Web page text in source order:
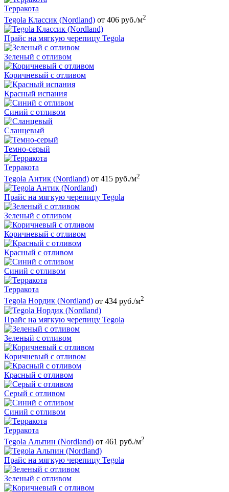
Терракота
Tegola Классик (Nordland) от 406 руб./м2
Прайс на мягкую черепицу Tegola
Зеленый с отливом
Коричневый с отливом
Красный испания
Синий с отливом
Сланцевый
Темно-серый
Терракота
Tegola Антик (Nordland) от 415 руб./м2
Прайс на мягкую черепицу Tegola
Зеленый с отливом
Коричневый с отливом
Красный с отливом
Синий с отливом
Терракота
Tegola Нордик (Nordland) от 434 руб./м2
Прайс на мягкую черепицу Tegola
Зеленый с отливом
Коричневый с отливом
Красный с отливом
Серый с отливом
Синий с отливом
Терракота
Tegola Альпин (Nordland) от 461 руб./м2
Прайс на мягкую черепицу Tegola
Зеленый с отливом